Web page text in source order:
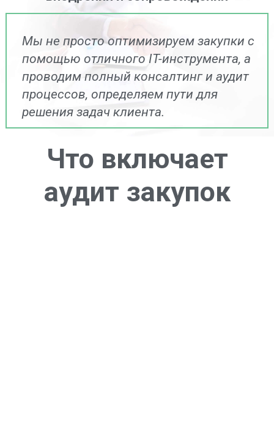
Мы не просто оптимизируем закупки с
помощью отличного IT-инструмента, а
проводим полный консалтинг и аудит
процессов, определяем пути для
решения задач клиента.
Что включает
аудит закупок